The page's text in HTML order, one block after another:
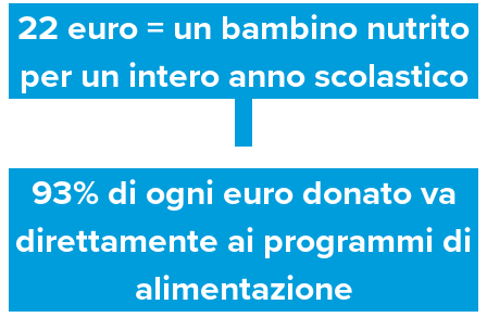
22 euro = un bambino nutrito
per un intero anno scolastico
93% di ogni euro donato va
direttamente ai programmi di
alimentazione